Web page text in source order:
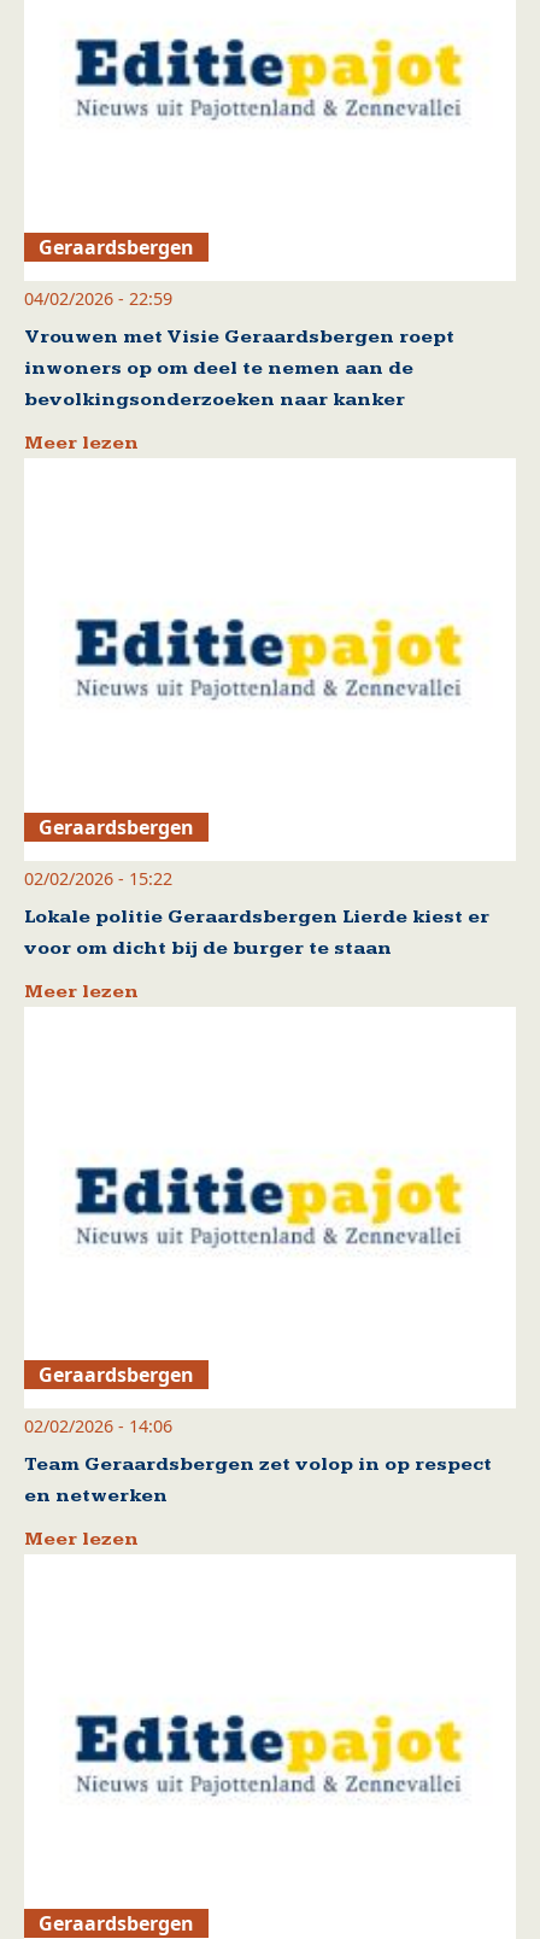
Geraardsbergen
04/02/2026 - 22:59
Vrouwen met Visie Geraardsbergen roept
inwoners op om deel te nemen aan de
bevolkingsonderzoeken naar kanker
Meer lezen
Geraardsbergen
02/02/2026 - 15:22
Lokale politie Geraardsbergen Lierde kiest er
voor om dicht bij de burger te staan
Meer lezen
Geraardsbergen
02/02/2026 - 14:06
Team Geraardsbergen zet volop in op respect
en netwerken
Meer lezen
Geraardsbergen